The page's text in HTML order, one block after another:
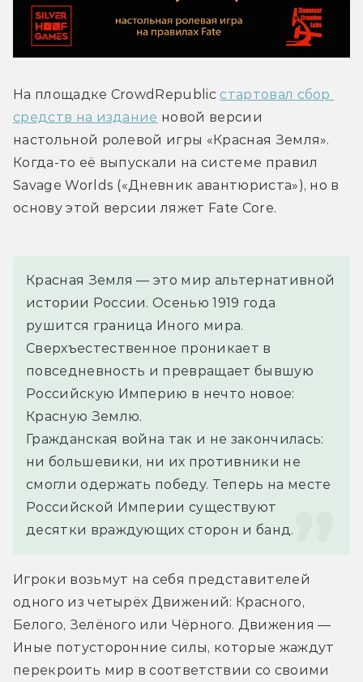
На площадке CrowdRepublic стартовал сбор
средств на издание новой версии
настольной ролевой игры «Красная Земля».
Когда-то её выпускали на системе правил
Savage Worlds («Дневник авантюриста»), но в
основу этой версии ляжет Fate Core.
Красная Земля — это мир альтернативной
истории России. Осенью 1919 года
рушится граница Иного мира.
Сверхъестественное проникает в
повседневность и превращает бывшую
Российскую Империю в нечто новое:
Красную Землю.
Гражданская война так и не закончилась:
ни большевики, ни их противники не
смогли одержать победу. Теперь на месте
Российской Империи существуют
десятки враждующих сторон и банд.
Игроки возьмут на себя представителей
одного из четырёх Движений: Красного,
Белого, Зелёного или Чёрного. Движения —
Иные потусторонние силы, которые жаждут
перекроить мир в соответствии со своими